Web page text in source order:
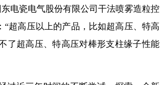
电瓷电气股份有限公司干法喷雾造粒控
超高压以上的产品，比如超高压、特高
了超高压、特高压对棒形支柱缘子性能